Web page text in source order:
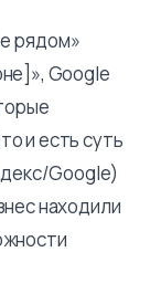
рядом»
Google
и есть суть
Google)
находили